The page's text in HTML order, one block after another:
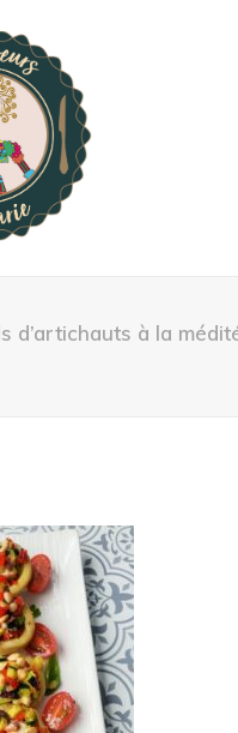
d’artichauts à la